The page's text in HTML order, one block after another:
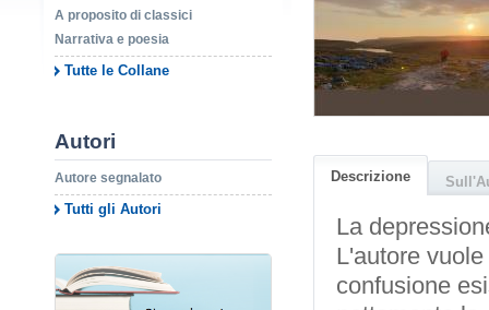
A proposito di classici
Narrativa e poesia
Tutte le Collane
Autori
Autore segnalato
Tutti gli Autori
Descrizione
La
L'autore
confusione